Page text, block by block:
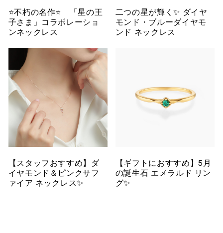
⭐️不朽の名作⭐️ 「星の王
子さま」コラボレーショ
ンネックレス
二つの星が輝く✨ ダイヤ
モンド・ブルーダイヤモ
ンド ネックレス
【スタッフおすすめ】ダ
イヤモンド＆ピンクサフ
ァイア ネックレス✨
【ギフトにおすすめ】5月
の誕生石 エメラルド リン
グ✨